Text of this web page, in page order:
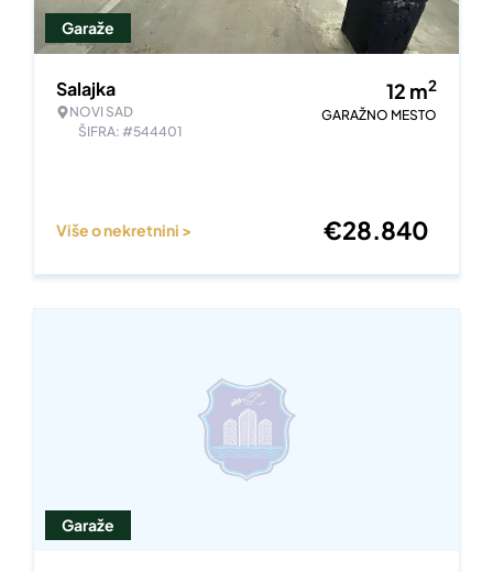
Garaže
Salajka
NOVI SAD
ŠIFRA: #544401
12 m2
GARAŽNO MESTO
Više o nekretnini > €28.840
Garaže